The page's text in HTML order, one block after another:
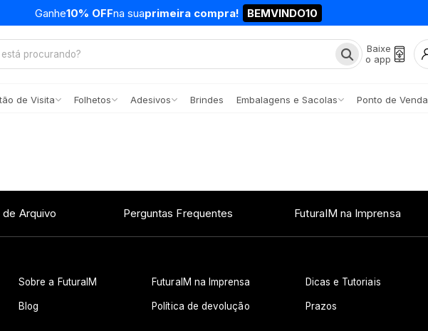
Ganhe10% OFFna suaprimeira compra! BEMVINDO10
Baixe
o app
de Visita Folhetos Adesivos Brindes Embalagens e Sacolas Ponto de Venda
de Arquivo Perguntas Frequentes FuturaIM na Imprensa
Sobre a FuturaIM FuturaIM na Imprensa Dicas e Tutoriais
Blog Política de devolução Prazos